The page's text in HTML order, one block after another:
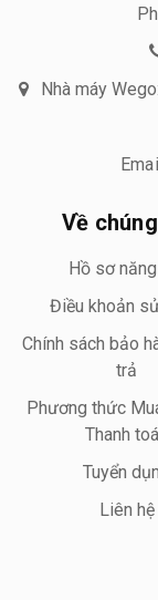
Nhà máy
Về
Hồ sơ
Điều khoản
Chính sách bảo
trả
Phương thức
Thanh
Tuyển
Liên hệ